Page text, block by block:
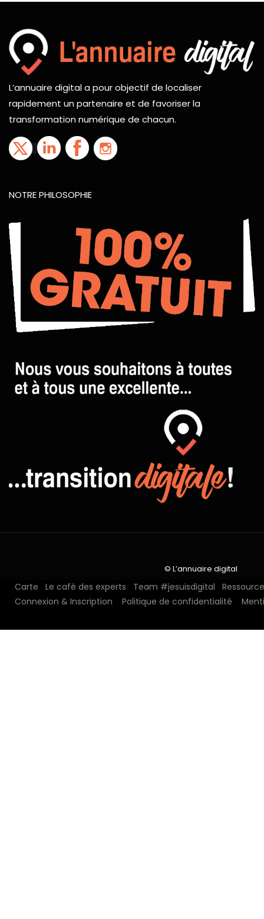
L’annuaire digital a pour objectif de localiser
rapidement un partenaire et de favoriser la
transformation numérique de chacun.
NOTRE PHILOSOPHIE
Carte Le café des experts Team #jesuisdigital
Connexion & Inscription
Politique de confidentialité
© L’annuaire digital